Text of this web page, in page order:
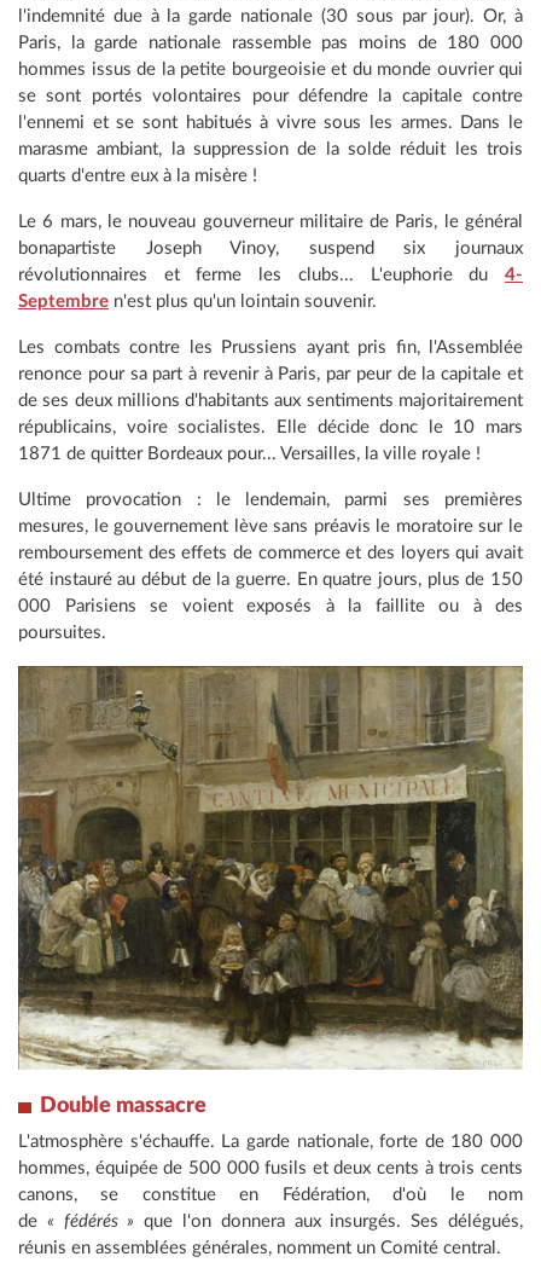
l'indemnité due à la garde nationale (30 sous par jour). Or, à
Paris, la garde nationale rassemble pas moins de 180 000
hommes issus de la petite bourgeoisie et du monde ouvrier qui
se sont portés volontaires pour défendre la capitale contre
l'ennemi et se sont habitués à vivre sous les armes. Dans le
marasme ambiant, la suppression de la solde réduit les trois
quarts d'entre eux à la misère !
Le 6 mars, le nouveau gouverneur militaire de Paris, le général
bonapartiste Joseph Vinoy, suspend six journaux
révolutionnaires et ferme les clubs... L'euphorie du 4-
Septembre n'est plus qu'un lointain souvenir.
Les combats contre les Prussiens ayant pris fin, l'Assemblée
renonce pour sa part à revenir à Paris, par peur de la capitale et
de ses deux millions d'habitants aux sentiments majoritairement
républicains, voire socialistes. Elle décide donc le 10 mars
1871 de quitter Bordeaux pour... Versailles, la ville royale !
Ultime provocation : le lendemain, parmi ses premières
mesures, le gouvernement lève sans préavis le moratoire sur le
remboursement des effets de commerce et des loyers qui avait
été instauré au début de la guerre. En quatre jours, plus de 150
000 Parisiens se voient exposés à la faillite ou à des
poursuites.
Double massacre
L'atmosphère s'échauffe. La garde nationale, forte de 180 000
hommes, équipée de 500 000 fusils et deux cents à trois cents
canons, se constitue en Fédération, d'où le nom
de « fédérés » que l'on donnera aux insurgés. Ses délégués,
réunis en assemblées générales, nomment un Comité central.